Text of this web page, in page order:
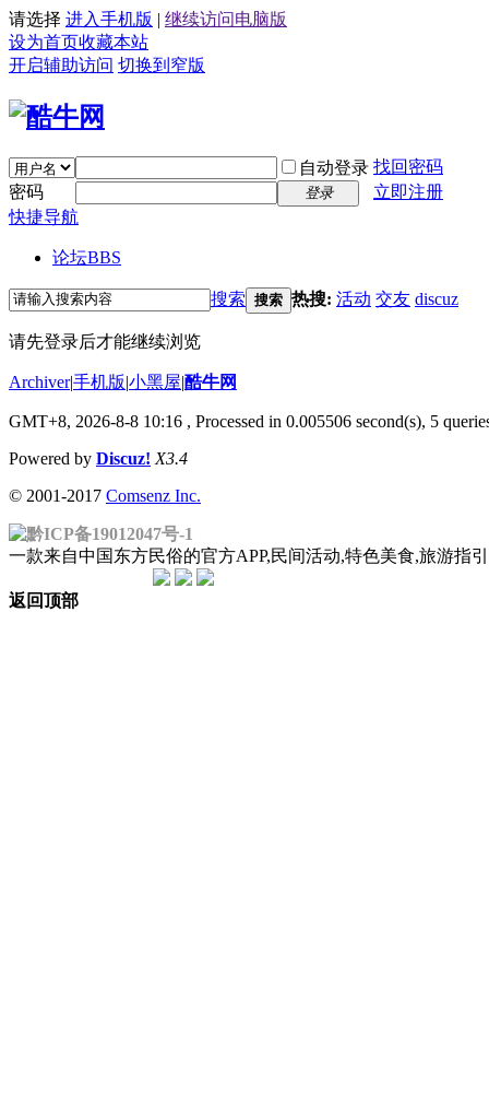
请选择 进入手机版 | 继续访问电脑版
设为首页收藏本站
开启辅助访问 切换到窄版
自动登录 找回密码
密码
登录
立即注册
快捷导航
论坛BBS
搜索 搜索 热搜: 活动 交友 discuz
请先登录后才能继续浏览
Archiver|手机版|小黑屋|酷牛网
GMT+8, 2026-8-8 10:16 , Processed in 0.005506 second(s), 5
Powered by Discuz! X3.4
© 2001-2017 Comsenz Inc.
黔ICP备19012047号-1
一款来自中国东方民俗的官方APP,民间活动,特色美食,旅游
返回顶部